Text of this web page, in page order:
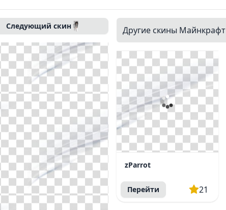
Следующий скин Другие скины Майнкрафт
zParrot
Перейти 21